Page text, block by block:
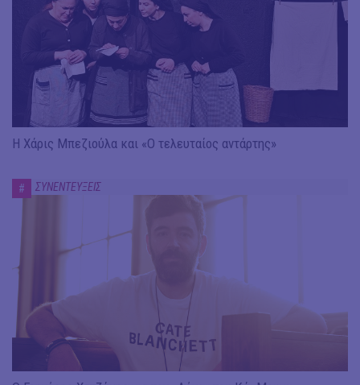
Η Χάρις Μπεζιούλα και «Ο τελευταίος αντάρτης»
# ΣΥΝΕΝΤΕΥΞΕΙΣ